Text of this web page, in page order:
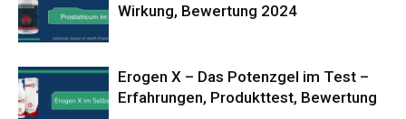
Wirkung, Bewertung 2024
Erogen X – Das Potenzgel im Test –
Erfahrungen, Produkttest, Bewertung